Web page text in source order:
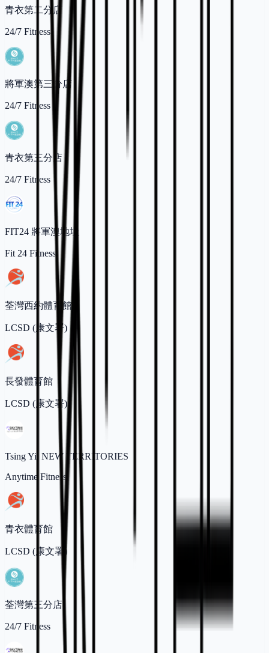
青衣第二分店
24/7 Fitness
將軍澳第三分店
24/7 Fitness
青衣第三分店
24/7 Fitness
FIT24 將軍澳地址
Fit 24 Fitness
荃灣西約體育館
LCSD (康文署)
長發體育館
LCSD (康文署)
Tsing Yi, NEW TERRITORIES
Anytime Fitness
青衣體育館
LCSD (康文署)
荃灣第三分店
24/7 Fitness